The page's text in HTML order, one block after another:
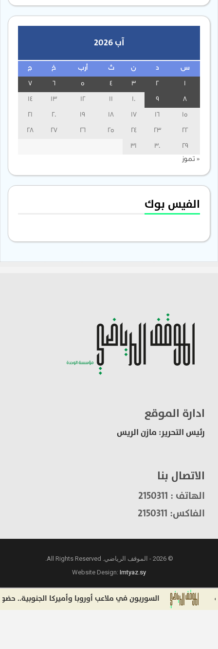
آب 2026
س ن ث أرب خ ج
3
13
14
15
16
17
18
19
20
21
22
23
24
25
26
27
28
29
30
31
« تموز
الفيس بوك
ادارة الموقع
رئيس التحرير: مازن الريس
الاتصال بنا
الهاتف : 2150311
الفاكس: 2150311
© 2026 - الموقف الرياضي. All Rights Reserved.
Website Design:Imtyaz.sy
السوريون في ملاعب أوروبا وأميركا الجنوبية.. حضور